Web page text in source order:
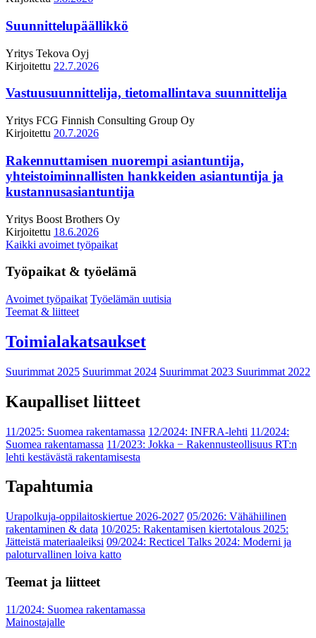
Suunnittelupäällikkö
Yritys Tekova Oyj
Kirjoitettu 22.7.2026
Vastuusuunnittelija, tietomallintava suunnittelija
Yritys FCG Finnish Consulting Group Oy
Kirjoitettu 20.7.2026
Rakennuttamisen nuorempi asiantuntija,
yhteistoiminnallisten hankkeiden asiantuntija ja
kustannusasiantuntija
Yritys Boost Brothers Oy
Kirjoitettu 18.6.2026
Kaikki avoimet työpaikat
Työpaikat & työelämä
Avoimet työpaikat Työelämän uutisia
Teemat & liitteet
Toimialakatsaukset
Suurimmat 2025 Suurimmat 2024 Suurimmat 2023 Suurimmat 2022
Kaupalliset liitteet
11/2025: Suomea rakentamassa 12/2024: INFRA-lehti 11/2024:
Suomea rakentamassa 11/2023: Jokka − Rakennusteollisuus RT:n
lehti kestävästä rakentamisesta
Tapahtumia
Urapolkuja-oppilaitoskiertue 2026-2027 05/2026: Vähähiilinen
rakentaminen & data 10/2025: Rakentamisen kiertotalous 2025:
Jätteistä materiaaleiksi 09/2024: Recticel Talks 2024: Moderni ja
paloturvallinen loiva katto
Teemat ja liitteet
11/2024: Suomea rakentamassa
Mainostajalle